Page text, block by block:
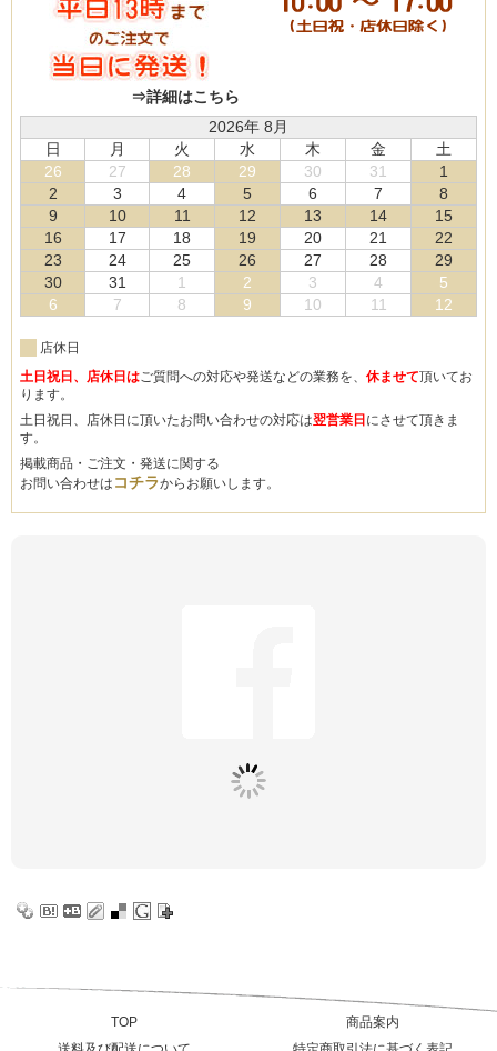
⇒詳細はこちら
2026年 8月
日
月 火 水 木 金
土
26
27 28 29 30 31
1
2
3 4 5 6 7
8
9
10 11 12 13 14
15
16
17 18 19 20 21
22
23
24 25 26 27 28
29
30
31 1 2 3 4
5
6
7 8 9 10 11 12
店休日
土日祝日、店休日はご質問への対応や発送などの業務を、 休ませて頂いてお
ります。
土日祝日、店休日に頂いたお問い合わせの対応は翌営業日 にさせて頂きま
す。
掲載商品・ご注文・発送に関する
お問い合わせは コチラからお願いします。
TOP
商品案内